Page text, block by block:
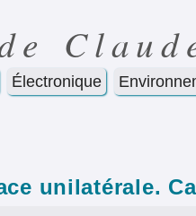
Électronique
unilatérale.